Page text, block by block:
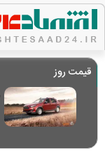
قیمت روز